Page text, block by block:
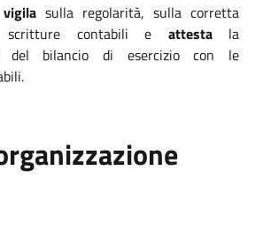
vigila sulla regolarità, sulla corretta
contabili e attestala
del bilancio di esercizio con le